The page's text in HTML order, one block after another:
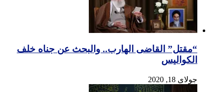
“مقتل” القاضی الهارب.. والبحث عن جناه خلف
الکوالیس
جولای 18, 2020